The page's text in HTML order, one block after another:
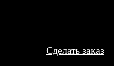
Сделать заказ